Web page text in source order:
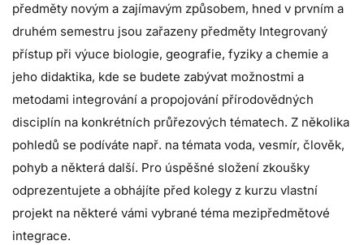
předměty novým a zajímavým způsobem, hned v prvním a
druhém semestru jsou zařazeny předměty Integrovaný
přístup při výuce biologie, geografie, fyziky a chemie a
jeho didaktika, kde se budete zabývat možnostmi a
metodami integrování a propojování přírodovědných
disciplín na konkrétních průřezových tématech. Z několika
pohledů se podíváte např. na témata voda, vesmír, člověk,
pohyb a některá další. Pro úspěšné složení zkoušky
odprezentujete a obhájíte před kolegy z kurzu vlastní
projekt na některé vámi vybrané téma mezipředmětové
integrace.